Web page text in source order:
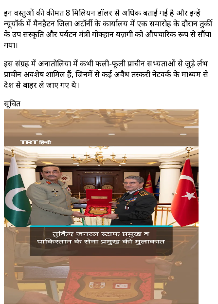
इन वस्तुओं की कीमत 8 मिलियन डॉलर से अधिक बताई गई है और इन्हें
न्यूयॉर्क में मैनहैटन जिला अटॉर्नी के कार्यालय में एक समारोह के दौरान तुर्की
के उप संस्कृति और पर्यटन मंत्री गोक्हान यज़गी को औपचारिक रूप से सौंपा
गया।
इस संग्रह में अनातोलिया में कभी फली-फूली प्राचीन सभ्यताओं से जुड़े दुर्लभ
प्राचीन अवशेष शामिल हैं, जिनमें से कई अवैध तस्करी नेटवर्क के माध्यम से
देश से बाहर ले जाए गए थे।
सूचित